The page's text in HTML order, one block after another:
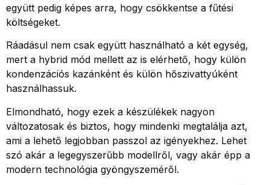
együtt pedig képes arra, hogy csökkentse a fűtési
költségeket.
Ráadásul nem csak együtt használható a két egység,
mert a hybrid mód mellett az is elérhető, hogy külön
kondenzációs kazánként és külön hőszivattyúként
használhassuk.
Elmondható, hogy ezek a készülékek nagyon
változatosak és biztos, hogy mindenki megtalálja azt,
ami a lehető legjobban passzol az igényekhez. Lehet
szó akár a legegyszerűbb modellről, vagy akár épp a
modern technológia gyöngyszeméről.